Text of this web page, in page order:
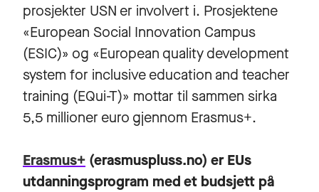
prosjekter USN er involvert i. Prosjektene
«European Social Innovation Campus
(ESIC)» og «European quality development
system for inclusive education and teacher
training (EQui-T)» mottar til sammen sirka
5,5 millioner euro gjennom Erasmus+.
Erasmus+ (erasmuspluss.no) er EUs
utdanningsprogram med et budsjett på